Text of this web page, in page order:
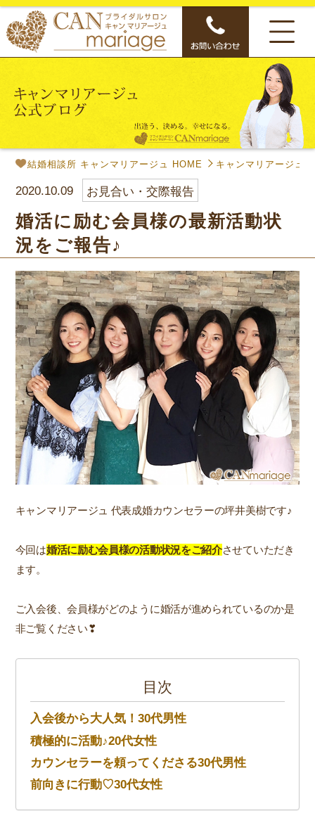
結婚相談所 キャンマリアージュ HOME キャンマリアージュ
2020.10.09 お見合い・交際報告
婚活に励む会員様の最新活動状
況をご報告♪
キャンマリアージュ 代表成婚カウンセラーの坪井美樹です♪
今回は婚活に励む会員様の活動状況をご紹介させていただき
ます。
ご入会後、会員様がどのように婚活が進められているのか是
非ご覧ください❣
目次
入会後から大人気！30代男性
積極的に活動♪20代女性
カウンセラーを頼ってくださる30代男性
前向きに行動♡30代女性